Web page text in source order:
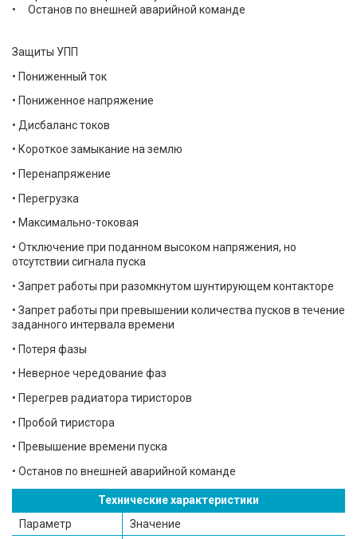
Останов по внешней аварийной команде
Защиты УПП
• Пониженный ток
• Пониженное напряжение
• Дисбаланс токов
• Короткое замыкание на землю
• Перенапряжение
• Перегрузка
• Максимально-токовая
• Отключение при поданном высоком напряжения, но
отсутствии сигнала пуска
• Запрет работы при разомкнутом шунтирующем контакторе
• Запрет работы при превышении количества пусков в течение
заданного интервала времени
• Потеря фазы
• Неверное чередование фаз
• Перегрев радиатора тиристоров
• Пробой тиристора
• Превышение времени пуска
• Останов по внешней аварийной команде
Технические характеристики
Параметр
Значение